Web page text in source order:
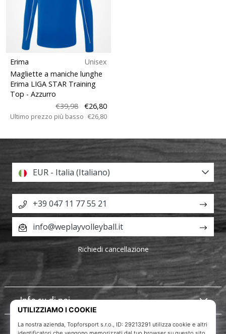
Erima
Unisex
Magliette a maniche lunghe
Erima LIGA STAR Training
Top - Azzurro
€39,98
€26,80
Ultimo prezzo più basso €26,80
Info su di noi
Servizio clienti
EUR - Italia (Italiano)
+39 047 11 77 55 21
info@weplayvolleyball.it
Richiedi cancellazione